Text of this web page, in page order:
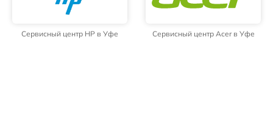
Сервисный центр HP в Уфе Сервисный центр Acer в Уфе